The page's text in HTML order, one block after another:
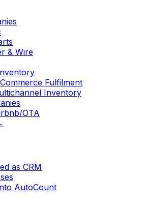
& Wire
Fulfilment
Inventory
OTA
as CRM
AutoCount